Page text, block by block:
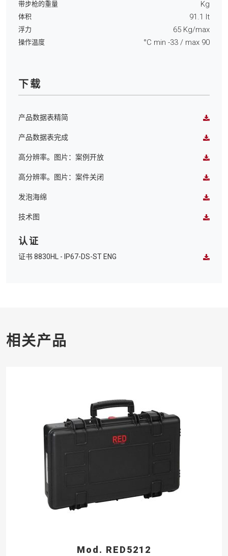
带步枪的重量 Kg
体积 91.1 lt
浮力 65 Kg/max
操作温度 °C min -33 / max 90
下载
产品数据表精简
产品数据表完成
高分辨率。图片：案例开放
高分辨率。图片：案件关闭
发泡海绵
技术图
认证
证书 8830HL - IP67-DS-ST ENG
相关产品
Mod. RED5212